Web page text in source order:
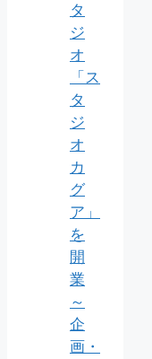
タ
ジ
オ
「ス
タ
ジ
オ
カ
グ
ア」
を
開
業
～
企
画・